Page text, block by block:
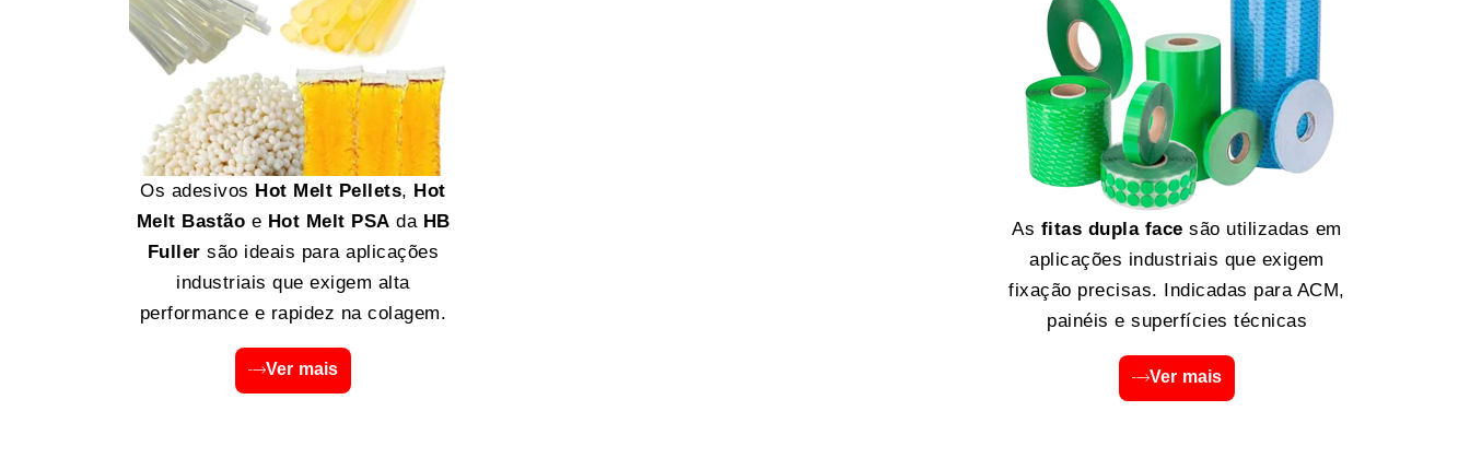
Os adesivos Hot Melt Pellets, Hot
Melt Bastão e Hot Melt PSA da HB
Fuller são ideais para aplicações
industriais que exigem alta
performance e rapidez na colagem.
Ver mais
As fitas dupla face são utilizadas em
aplicações industriais que exigem
fixação precisas. Indicadas para ACM,
painéis e superfícies técnicas
Ver mais